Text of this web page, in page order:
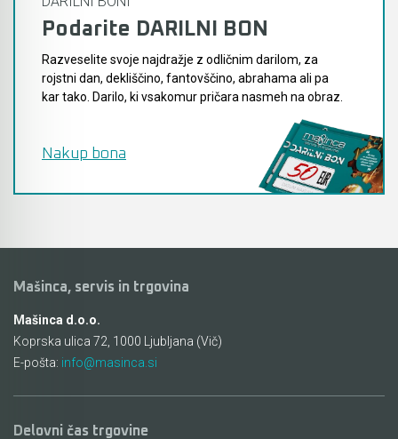
Podarite DARILNI BON
Razveselite svoje najdražje z odličnim darilom, za
rojstni dan, dekliščino, fantovščino, abrahama ali pa
kar tako. Darilo, ki vsakomur pričara nasmeh na obraz.
Nakup bona
Mašinca, servis in trgovina
Mašinca d.o.o.
Koprska ulica 72, 1000 Ljubljana (Vič)
E-pošta: info@masinca.si
Delovni čas trgovine
Akumulatorski vezalci in rezalniki armature &
navojnih palic
Akumulatorska mikrovalovna pečica